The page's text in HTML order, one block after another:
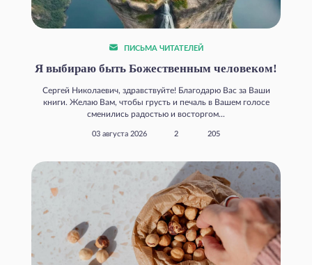
ПИСЬМА ЧИТАТЕЛЕЙ
Я выбираю быть Божественным человеком!
Сергей Николаевич, здравствуйте! Благодарю Вас за Ваши
книги. Желаю Вам, чтобы грусть и печаль в Вашем голосе
сменились радостью и восторгом...
03 августа 2026 2 205